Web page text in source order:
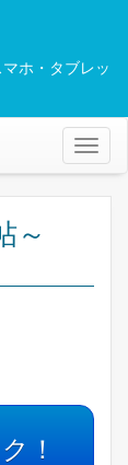
ホ・タブレッ
～
！